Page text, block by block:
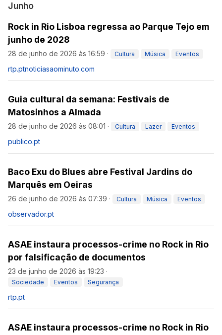
Junho
Rock in Rio Lisboa regressa ao Parque Tejo em
junho de 2028
28 de junho de 2026 às 16:59 · Cultura Música Eventos
rtp.ptnoticiasaominuto.com
Guia cultural da semana: Festivais de
Matosinhos a Almada
28 de junho de 2026 às 08:01 · Cultura Lazer Eventos
publico.pt
Baco Exu do Blues abre Festival Jardins do
Marquês em Oeiras
26 de junho de 2026 às 07:39 · Cultura Música Eventos
observador.pt
ASAE instaura processos-crime no Rock in Rio
por falsificação de documentos
23 de junho de 2026 às 19:23 ·
Sociedade Eventos Segurança
rtp.pt
ASAE instaura processos-crime no Rock in Rio